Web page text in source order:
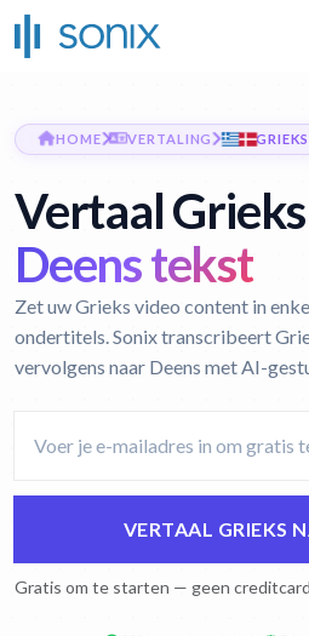
HOME VERTALING
Vertaal
Deens tekst
Zet uw Grieks video content in
ondertitels. Sonix transcribeert
vervolgens naar Deens met AI-
VERTAAL GRIEKS
Gratis om te starten — geen